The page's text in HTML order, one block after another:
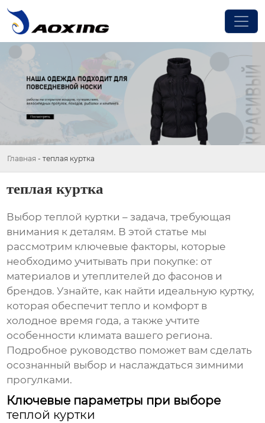
Главная - теплая куртка
теплая куртка
Выбортеплой куртки – задача, требующая
внимания к деталям. В этой статье мы
рассмотрим ключевые факторы, которые
необходимо учитывать при покупке: от
материалов и утеплителей до фасонов и
брендов. Узнайте, как найти идеальную куртку,
которая обеспечит тепло и комфорт в
холодное время года, а также учтите
особенности климата вашего региона.
Подробное руководство поможет вам сделать
осознанный выбор и наслаждаться зимними
прогулками.
Ключевые параметры при выборе
теплой куртки